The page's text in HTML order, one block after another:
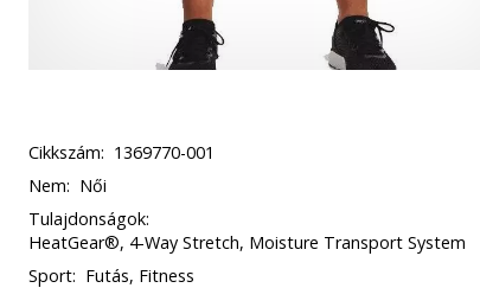
Cikkszám: 1369770-001
Nem: Női
Tulajdonságok:
HeatGear®, 4-Way Stretch, Moisture Transport System
Sport: Futás, Fitness